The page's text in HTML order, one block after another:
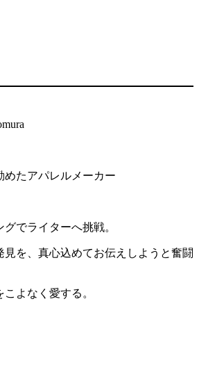
めたアパレルメーカー
でライターへ挑戦。
見を、真心込めてお伝えしようと奮闘
よなく愛する。